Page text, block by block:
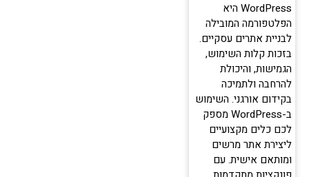
WordPress היא
הפלטפורמה המובילה
לבניית אתרים עסקיים.
בזכות קלות השימוש,
הגמישות, והיכולת
להרחבה ולתמיכה
בקידום אורגני. השימוש
ב-WordPress מספק
לכם כלים מקצועיים
ליצירת אתר מרשים
ומותאם אישית. עם